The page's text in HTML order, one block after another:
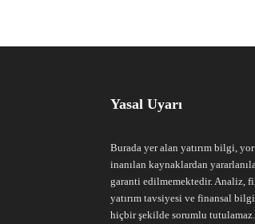
Yasal Uyarı
Burada yer alan yatırım bilgi,
inanılan kaynaklardan
garanti edilmemektedir. Analiz,
yatırım tavsiyesi ve finansal
hiçbir şekilde sorumlu